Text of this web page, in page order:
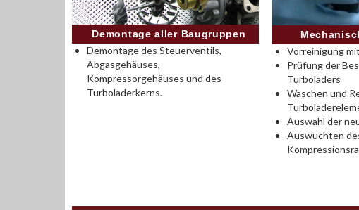
Demontage aller Baugruppen
Demontage des Steuerventils,
Abgasgehäuses,
Kompressorgehäuses und des
Turboladerkerns.
Vorreinigung
Prüfung der
Turboladers
Waschen und
Auswahl der
Auswuchten